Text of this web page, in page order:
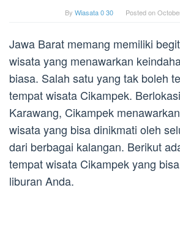
By Wiasata 0 30 Posted on
Jawa Barat memang memiliki
wisata yang menawarkan
biasa. Salah satu yang tak boleh
tempat wisata Cikampek.
Karawang, Cikampek
wisata yang bisa dinikmati oleh
dari berbagai kalangan. Berikut
tempat wisata Cikampek yang
liburan Anda.